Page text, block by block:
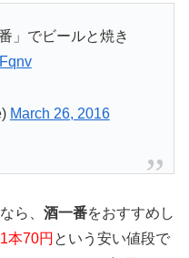
」でビールと焼き
March 26, 2016
ら、 酒一番をおすすめし
本70円 という安い値段で